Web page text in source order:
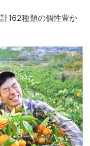
162種類の個性豊か